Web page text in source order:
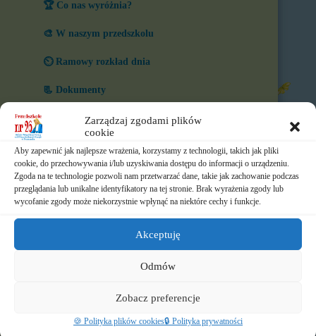
Zarządzaj zgodami plików
cookie
Aby zapewnić jak najlepsze wrażenia, korzystamy z technologii, takich jak pliki
cookie, do przechowywania i/lub uzyskiwania dostępu do informacji o urządzeniu.
Zgoda na te technologie pozwoli nam przetwarzać dane, takie jak zachowanie podczas
przeglądania lub unikalne identyfikatory na tej stronie. Brak wyrażenia zgody lub
wycofanie zgody może niekorzystnie wpłynąć na niektóre cechy i funkcje.
Akceptuję
Odmów
Zobacz preferencje
🍪 Polityka plików cookies🔒 Polityka prywatności
🏆 Co nas wyróżnia?
🎨 W naszym przedszkolu
⏲️ Ramowy rozkład dnia
📃 Dokumenty
⛪ Historia Zgromadzenia
📧 Kontakt
📸 Albumy
🚸 Rekrutacja